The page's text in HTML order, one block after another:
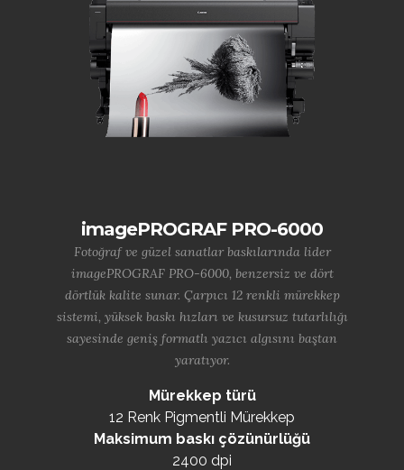
imagePROGRAF PRO-6000
Fotoğraf ve güzel sanatlar baskılarında lider
imagePROGRAF PRO-6000, benzersiz ve dört
dörtlük kalite sunar. Çarpıcı 12 renkli mürekkep
sistemi, yüksek baskı hızları ve kusursuz tutarlılığı
sayesinde geniş formatlı yazıcı algısını baştan
yaratıyor.
Mürekkep türü
12 Renk Pigmentli Mürekkep
Maksimum baskı çözünürlüğü
2400 dpi